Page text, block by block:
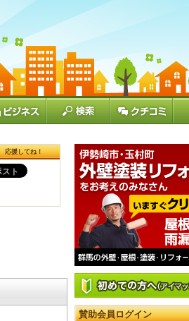
応援してね！
賛助会員ログイン